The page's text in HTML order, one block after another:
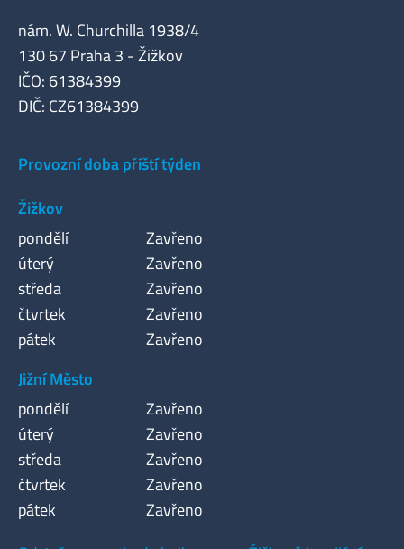
nám. W. Churchilla 1938/4
130 67 Praha 3 - Žižkov
IČO: 61384399
DIČ: CZ61384399
Provozní doba příští týden
Žižkov
pondělí
Zavřeno
úterý
Zavřeno
středa
Zavřeno
čtvrtek
Zavřeno
pátek
Zavřeno
Jižní Město
pondělí
Zavřeno
úterý
Zavřeno
středa
Zavřeno
čtvrtek
Zavřeno
pátek
Zavřeno